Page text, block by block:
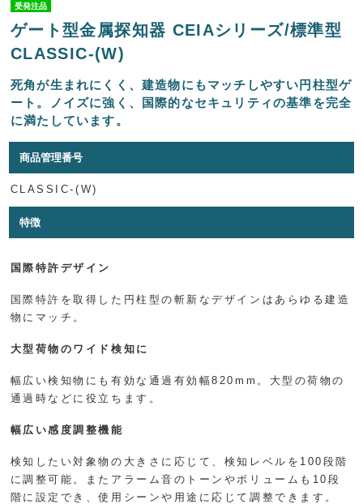
受発注品
ゲート型金属探知器 CEIAシリーズ/標準型
CLASSIC-(W)
死角が生まれにくく、建造物にもマッチしやすい円柱型ゲ
ート。ノイズに強く、国際的なセキュリティの基準を完全
に満たしています。
商品管理番号
CLASSIC-(W)
特徴
国際特許デザイン
国際特許を取得した円柱型の斬新なデザインはあらゆる建造
物にマッチ。
大型荷物のワイド検知に
幅広い検知物にも有効な通過有効幅820mm。大型の荷物の
通過時などに役立ちます。
幅広い感度調整機能
検知したい対象物の大きさに応じて、検知レベルを100段階
に調整可能。またアラーム音のトーンやボリュームも10段
階に設定でき、使用シーンや用途に応じて調整できます。